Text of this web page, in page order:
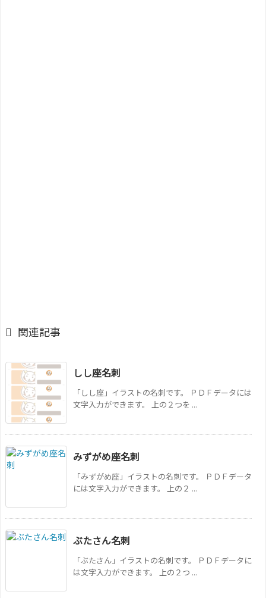
 関連記事
しし座名刺
「しし座」イラストの名刺です。 ＰＤＦデータには
文字入力ができます。 上の２つを ...
みずがめ座名刺
「みずがめ座」イラストの名刺です。 ＰＤＦデータ
には文字入力ができます。 上の２ ...
ぶたさん名刺
「ぶたさん」イラストの名刺です。 ＰＤＦデータに
は文字入力ができます。 上の２つ ...